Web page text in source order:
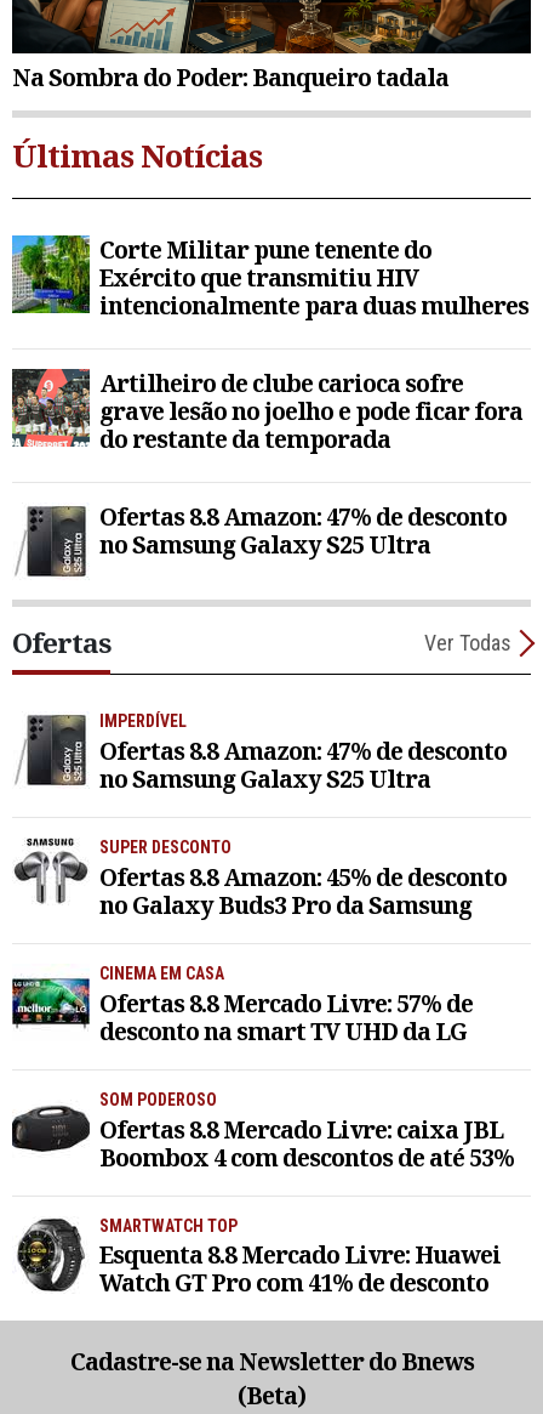
Na Sombra do Poder: Banqueiro tadala
Últimas Notícias
Corte Militar pune tenente do
Exército que transmitiu HIV
intencionalmente para duas mulheres
Artilheiro de clube carioca sofre
grave lesão no joelho e pode ficar fora
do restante da temporada
Ofertas 8.8 Amazon: 47% de desconto
no Samsung Galaxy S25 Ultra
Ofertas Ver Todas
IMPERDÍVEL
Ofertas 8.8 Amazon: 47% de desconto
no Samsung Galaxy S25 Ultra
SUPER DESCONTO
Ofertas 8.8 Amazon: 45% de desconto
no Galaxy Buds3 Pro da Samsung
CINEMA EM CASA
Ofertas 8.8 Mercado Livre: 57% de
desconto na smart TV UHD da LG
SOM PODEROSO
Ofertas 8.8 Mercado Livre: caixa JBL
Boombox 4 com descontos de até 53%
SMARTWATCH TOP
Esquenta 8.8 Mercado Livre: Huawei
Watch GT Pro com 41% de desconto
Cadastre-se na Newsletter do Bnews
(Beta)